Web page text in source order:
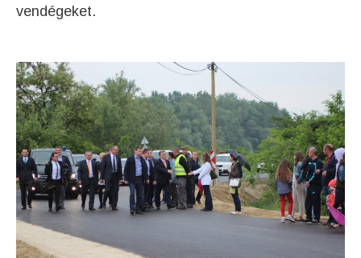
vendégeket.